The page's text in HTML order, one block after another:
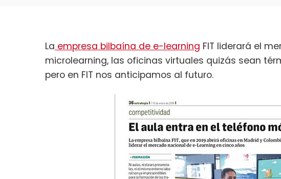
La empresa bilbaína de e-learning FIT liderará el
microlearning, las oficinas virtuales quizás sean
pero en FIT nos anticipamos al futuro.